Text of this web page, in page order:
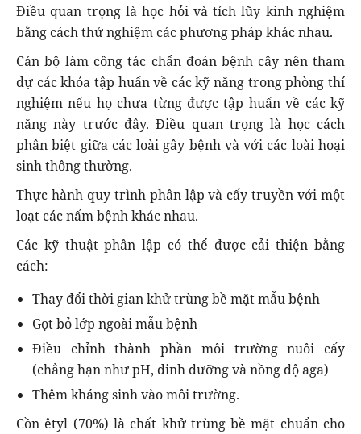
Điều quan trọng là học hỏi và tích lũy kinh nghiệm
bằng cách thử nghiệm các phương pháp khác nhau.
Cán bộ làm công tác chẩn đoán bệnh cây nên tham
dự các khóa tập huấn về các kỹ năng trong phòng thí
nghiệm nếu họ chưa từng được tập huấn về các kỹ
năng này trước đây. Điều quan trọng là học cách
phân biệt giữa các loài gây bệnh và với các loài hoại
sinh thông thường.
Thực hành quy trình phân lập và cấy truyền với một
loạt các nấm bệnh khác nhau.
Các kỹ thuật phân lập có thể được cải thiện bằng
cách:
Thay đổi thời gian khử trùng bề mặt mẫu bệnh
Gọt bỏ lớp ngoài mẫu bệnh
Điều chỉnh thành phần môi trường nuôi cấy
(chẳng hạn như pH, dinh dưỡng và nồng độ aga)
Thêm kháng sinh vào môi trường.
Cồn êtyl (70%) là chất khử trùng bề mặt chuẩn cho